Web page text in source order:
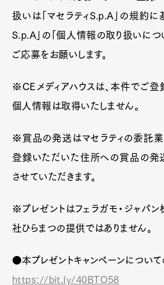
Art&Design WatchFashion
Official Columnist
Contact
Pen Meet
Pen international
扱いは「マセラティS.p.A」の規約に
S.p.A」の「個人情報の取り扱いにつ
ご応募をお願いします。
※CEメディアハウスは、本件でご
個人情報は取得いたしません。
※賞品の発送はマセラティの委託業
登録いただいた住所への賞品の発
させていただきます。
※プレゼントはフェラガモ・ジャパ
社ひらまつの提供ではありません。
●本プレゼントキャンペーンについ
https://bit.ly/40BTO58